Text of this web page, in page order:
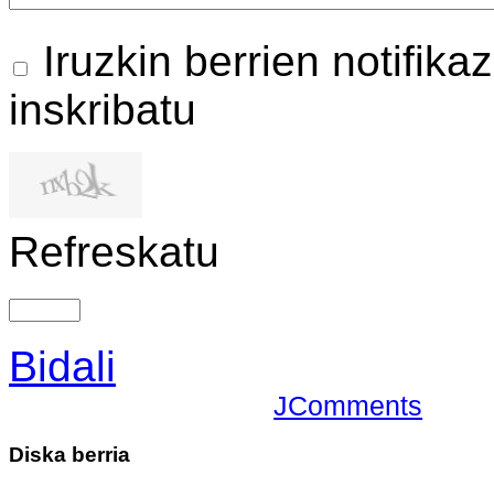
Iruzkin berrien
inskribatu
Refreskatu
Bidali
JComments
Diska berria